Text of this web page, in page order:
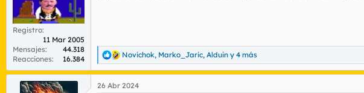
Registro
11 Mar 2005
Mensajes
44.318
Reacciones
16.384
R
e
a
c
Novichok, Marko_Jaric, Alduin y 4 más
26 Abr 2024